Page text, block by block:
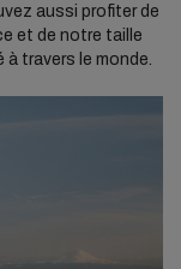
aussi profiter de
et de notre taille
travers le monde.